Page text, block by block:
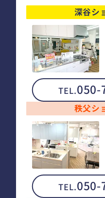
深谷シ
TEL.050-
秩父シ
TEL.050-